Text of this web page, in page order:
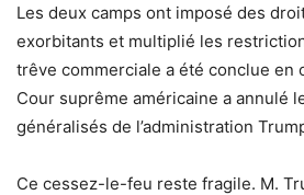
Les deux camps ont imposé des
exorbitants et multiplié les
trêve commerciale a été conclue en
Cour suprême américaine a annulé
généralisés de l’administration
Ce cessez-le-feu reste fragile. M.